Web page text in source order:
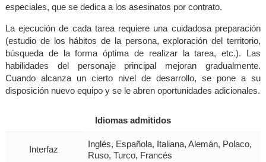
especiales, que se dedica a los asesinatos por contrato.
La ejecución de cada tarea requiere una cuidadosa preparación
(estudio de los hábitos de la persona, exploración del territorio,
búsqueda de la forma óptima de realizar la tarea, etc.). Las
habilidades del personaje principal mejoran gradualmente.
Cuando alcanza un cierto nivel de desarrollo, se pone a su
disposición nuevo equipo y se le abren oportunidades adicionales.
Idiomas admitidos
Interfaz
Inglés, Española, Italiana, Alemán, Polaco,
Ruso, Turco, Francés